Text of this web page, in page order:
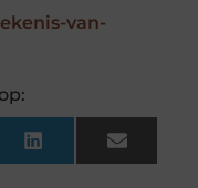
van-
LinkedInEmail